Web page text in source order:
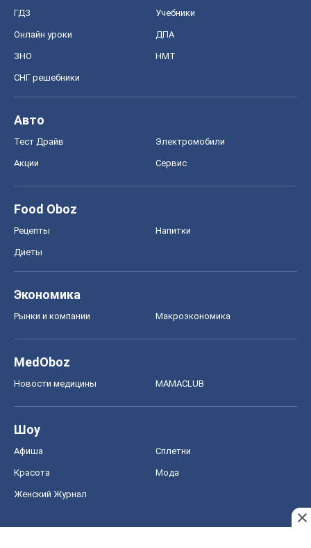
ГДЗ Учебники
Онлайн уроки ДПА
ЗНО НМТ
СНГ решебники
Авто
Тест Драйв Электромобили
Акции Сервис
Food Oboz
Рецепты Напитки
Диеты
Экономика
Рынки и компании Mакроэкономика
MedOboz
Новости медицины MAMACLUB
Шоу
Афиша Сплетни
Красота Мода
Женский Журнал